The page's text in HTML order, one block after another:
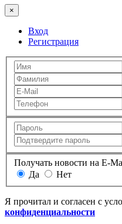
×
Вход
Регистрация
Получать новости на E-
Да
Нет
Я прочитал и согласен с
конфиденциальности